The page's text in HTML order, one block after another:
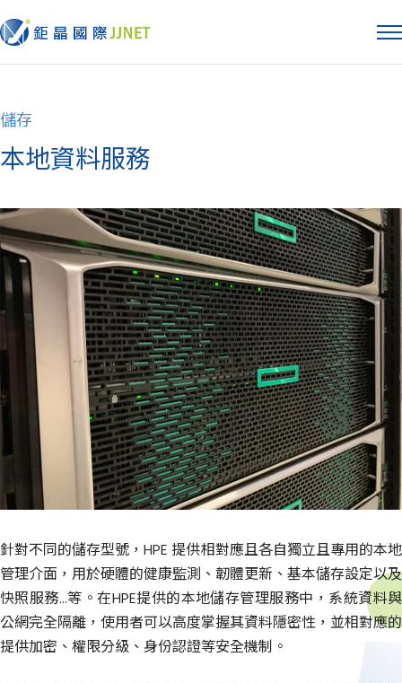
儲存
本地資料服務
針對不同的儲存型號，HPE 提供相對應且各自獨立且專用的本地
管理介面，用於硬體的健康監測、韌體更新、基本儲存設定以及
快照服務...等。在HPE提供的本地儲存管理服務中，系統資料與
公網完全隔離，使用者可以高度掌握其資料隱密性，並相對應的
提供加密、權限分級、身份認證等安全機制。